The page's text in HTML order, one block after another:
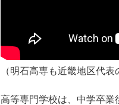
（明石高専も近畿地区代
高等専門学校は、中学卒業